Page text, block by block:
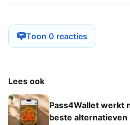
Toon 0 reacties
Lees ook
Pass4Wallet werkt
beste alternatieven